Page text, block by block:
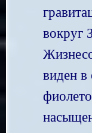
вокруг
виден в